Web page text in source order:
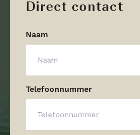
Direct contact
Naam
Telefoonnummer